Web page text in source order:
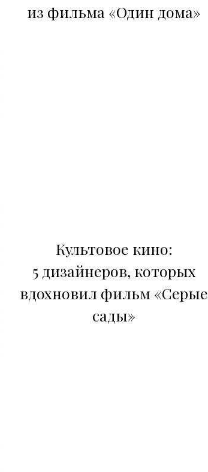
из фильма «Один дома»
Культовое кино:
5 дизайнеров, которых
вдохновил фильм «Серые
сады»